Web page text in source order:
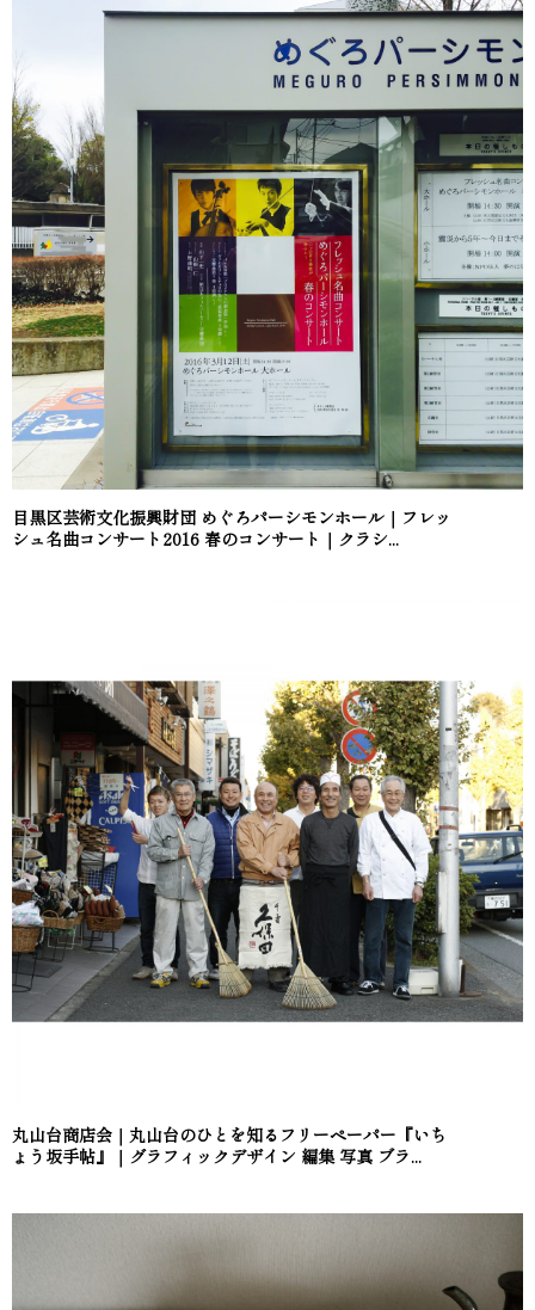
目黒区芸術文化振興財団 めぐろパーシモンホール｜フレッ
シュ名曲コンサート2016 春のコンサート｜クラシ...
丸山台商店会｜丸山台のひとを知るフリーペーパー『いち
ょう坂手帖』｜グラフィックデザイン 編集 写真 ブラ...